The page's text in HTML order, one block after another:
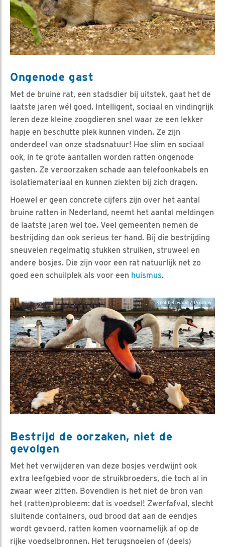
Ongenode gast
Met de bruine rat, een stadsdier bij uitstek, gaat het de
laatste jaren wél goed. Intelligent, sociaal en vindingrijk
leren deze kleine zoogdieren snel waar ze een lekker
hapje en beschutte plek kunnen vinden. Ze zijn
onderdeel van onze stadsnatuur! Hoe slim en sociaal
ook, in te grote aantallen worden ratten ongenode
gasten. Ze veroorzaken schade aan telefoonkabels en
isolatiemateriaal en kunnen ziekten bij zich dragen.
Hoewel er geen concrete cijfers zijn over het aantal
bruine ratten in Nederland, neemt het aantal meldingen
de laatste jaren wel toe. Veel gemeenten nemen de
bestrijding dan ook serieus ter hand. Bij die bestrijding
sneuvelen regelmatig stukken struiken, struweel en
andere bosjes. Die zijn voor een rat natuurlijk net zo
goed een schuilplek als voor een huismus.
Knobbelzwaan / Pixabay
Bestrijd de oorzaken, niet de
gevolgen
Met het verwijderen van deze bosjes verdwijnt ook
extra leefgebied voor de struikbroeders, die toch al in
zwaar weer zitten. Bovendien is het niet de bron van
het (ratten)probleem: dat is voedsel! Zwerfafval, slecht
sluitende containers, oud brood dat aan de eendjes
wordt gevoerd, ratten komen voornamelijk af op de
rijke voedselbronnen. Het terugsnoeien of (deels)